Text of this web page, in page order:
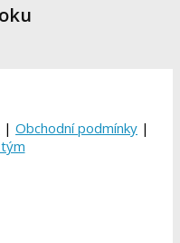
| Obchodní podmínky |